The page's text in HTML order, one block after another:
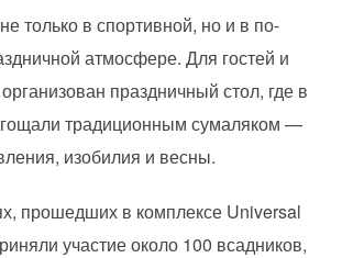
только в спортивной, но и в по-
атмосфере. Для гостей и
праздничный стол, где в
традиционным сумаляком —
изобилия и весны.
прошедших в комплексе Universal
участие около 100 всадников,